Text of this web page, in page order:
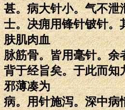
甚。病大针小。气不泄
士。决痈用锋针铍针。
肤肌肉血
脉筋骨。皆用毫针。余
背于经旨矣。于此而知
邪薄凑为
病。用针施泻。深中病